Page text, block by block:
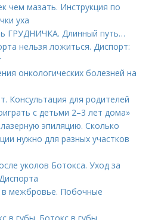
чем мазать. Инструкция по
уха
ГРУДНИЧКА. Длинный путь…
нельзя ложиться. Диспорт:
онкологических болезней на
Консультация для родителей
с детьми 2–3 лет дома»
эпиляцию. Сколько
нужно для разных участков
уколов Ботокса. Уход за
межбровье. Побочные